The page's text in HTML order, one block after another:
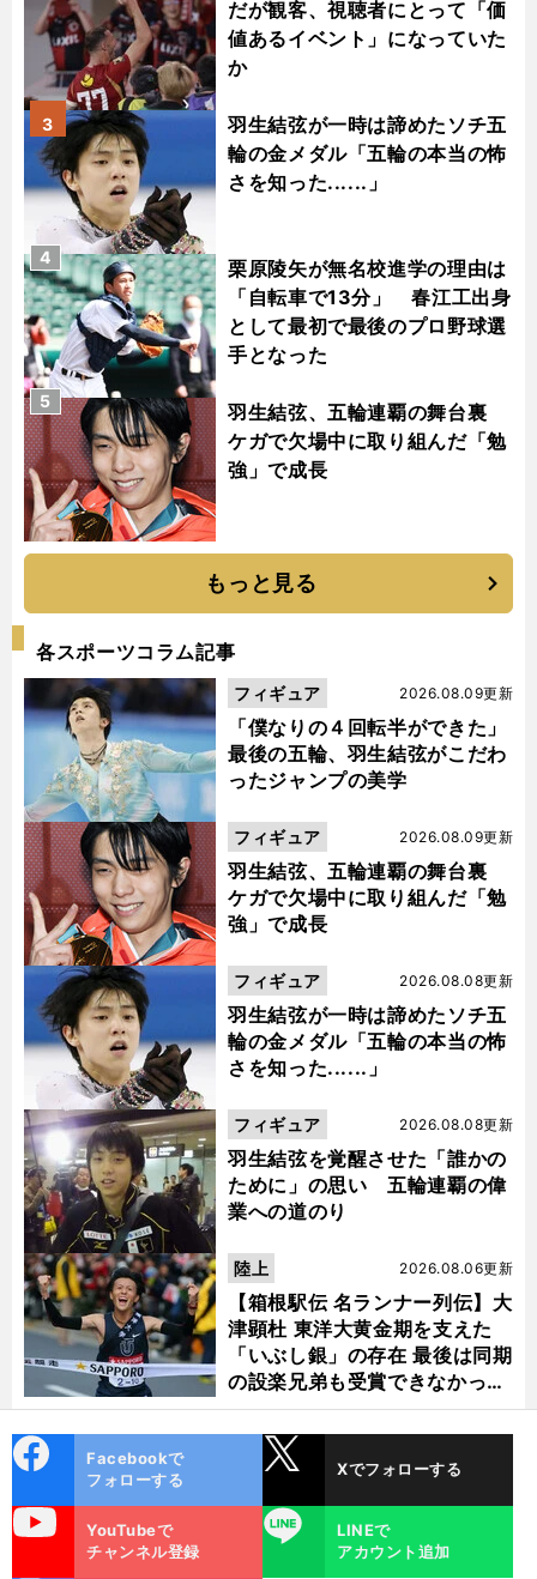
だが観客、視聴者にとって「価
値あるイベント」になっていた
か
羽生結弦が一時は諦めたソチ五
輪の金メダル「五輪の本当の怖
さを知った......」
3
栗原陵矢が無名校進学の理由は
「自転車で13分」 春江工出身
として最初で最後のプロ野球選
手となった
4
羽生結弦、五輪連覇の舞台裏
ケガで欠場中に取り組んだ「勉
強」で成長
5
もっと見る
各スポーツコラム記事
「僕なりの４回転半ができた」
最後の五輪、羽生結弦がこだわ
ったジャンプの美学
2026.08.09更新
フィギュア
羽生結弦、五輪連覇の舞台裏
ケガで欠場中に取り組んだ「勉
強」で成長
2026.08.09更新
フィギュア
羽生結弦が一時は諦めたソチ五
輪の金メダル「五輪の本当の怖
さを知った......」
2026.08.08更新
フィギュア
羽生結弦を覚醒させた「誰かの
ために」の思い 五輪連覇の偉
業への道のり
2026.08.08更新
フィギュア
【箱根駅伝 名ランナー列伝】大
津顕杜 東洋大黄金期を支えた
「いぶし銀」の存在 最後は同期
の設楽兄弟も受賞できなかった
金栗杯に輝く
2026.08.06更新
陸上
ok
Facebookで
フォローする
Xでフォローする
YouTubeで
チャンネル登録
LINE
LINEで
アカウント追加